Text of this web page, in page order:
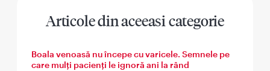
Articole din aceeasi categorie
Boala venoasă nu începe cu varicele. Semnele pe
care mulți pacienți le ignoră ani la rând